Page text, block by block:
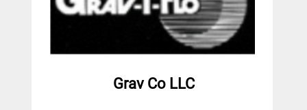
Grav Co LLC